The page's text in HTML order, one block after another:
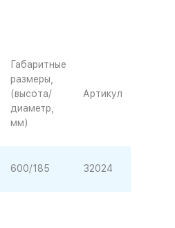
Габаритные
размеры,
(высота/
диаметр,
мм)
Артикул
600/185 32024